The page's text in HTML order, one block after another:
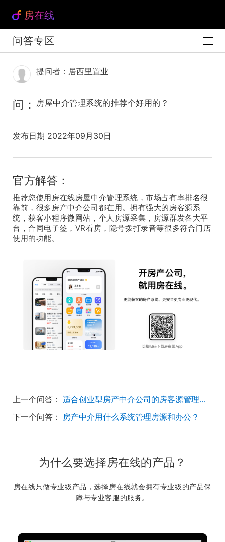
房在线
问答专区
提问者：居西里置业
问： 房屋中介管理系统的推荐个好用的？
发布日期 2022年09月30日
官方解答：
推荐您使用房在线房屋中介管理系统，市场占有率排名很
靠前，很多房产中介公司都在用。拥有强大的房客源系
统，获客小程序微网站，个人房源采集，房源群发各大平
台，合同电子签，VR看房，隐号拨打录音等很多符合门店
使用的功能。
上一个问答：
适合创业型房产中介公司的房客源管理系统用哪个？
下一个问答： 房产中介用什么系统管理房源和办公？
为什么要选择房在线的产品？
房在线只做专业级产品，选择房在线就会拥有专业级的产品保
障与专业客服的服务。